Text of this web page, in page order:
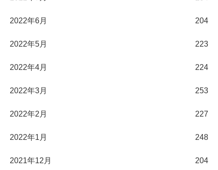
2022年6月 204
2022年5月 223
2022年4月 224
2022年3月 253
2022年2月 227
2022年1月 248
2021年12月 204